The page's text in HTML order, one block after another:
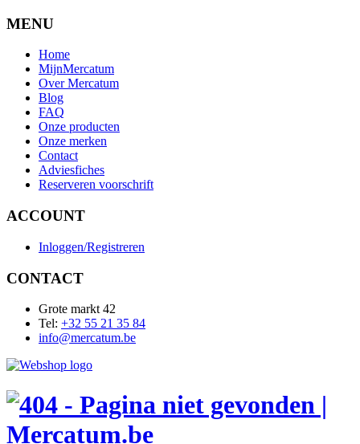
MENU
Home
MijnMercatum
Over Mercatum
Blog
FAQ
Onze producten
Onze merken
Contact
Adviesfiches
Reserveren voorschrift
ACCOUNT
Inloggen/Registreren
CONTACT
Grote markt 42
Tel: +32 55 21 35 84
info@mercatum.be